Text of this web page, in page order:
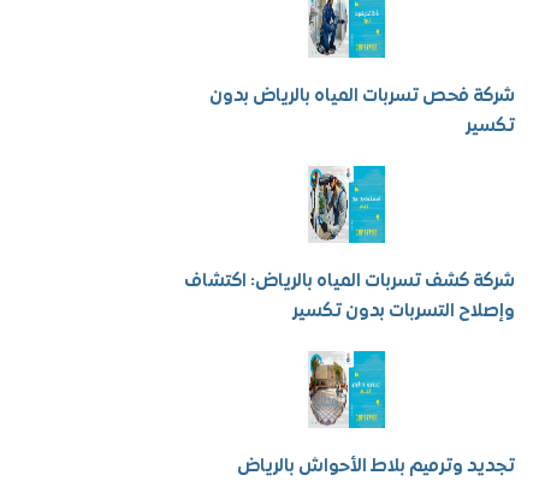
فحص تسربات المياه بالرياض بدون
كشف تسربات المياه بالرياض: اكتشاف
التسربات بدون تكسير
وترميم بلاط الأحواش بالرياض